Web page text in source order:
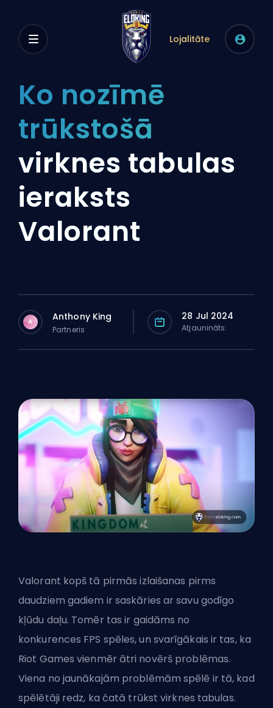
Lojalitāte
Ko nozīmē
trūkstošā
virknes tabulas
ieraksts
Valorant
A Anthony King
Partneris
28 Jul 2024
Atjaunināts:
Valorant kopš tā pirmās izlaišanas pirms
daudziem gadiem ir saskāries ar savu godīgo
kļūdu daļu. Tomēr tas ir gaidāms no
konkurences FPS spēles, un svarīgākais ir tas, ka
Riot Games vienmēr ātri novērš problēmas.
Viena no jaunākajām problēmām spēlē ir tā, kad
spēlētāji redz, ka čatā trūkst virknes tabulas.